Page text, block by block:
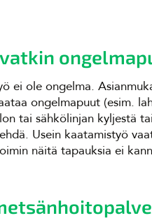
ei ole ongelma.
ongelmapuut (esim.
tai sähkölinjan kyljestä
Usein kaatamistyö
näitä tapauksia ei